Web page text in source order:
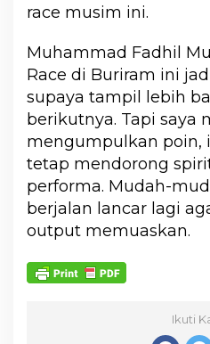
race musim ini.
Muhammad Fadhil
Race di Buriram ini
supaya tampil lebih
berikutnya. Tapi saya
mengumpulkan poin,
tetap mendorong
performa. Mudah-
berjalan lancar lagi
output memuaskan.
Ikuti